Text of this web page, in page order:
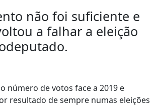
não foi suficiente e
a falhar a eleição
número de votos face a 2019 e
resultado de sempre numas eleições